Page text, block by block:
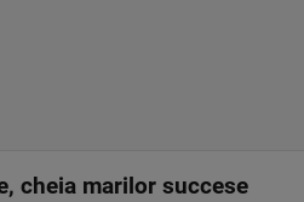
cheia marilor succese